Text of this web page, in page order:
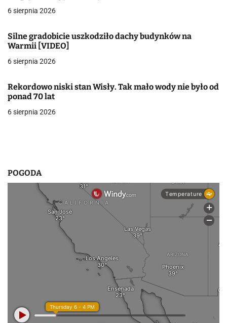
j
w
p
i
s
6 sierpnia 2026
Silne gradobicie uszkodziło dachy budynków na
Warmii [VIDEO]
6 sierpnia 2026
Rekordowo niski stan Wisły. Tak mało wody nie było od
ponad 70 lat
6 sierpnia 2026
POGODA